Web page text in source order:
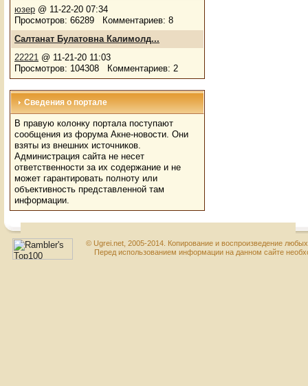
юзер @ 11-22-20 07:34
Просмотров: 66289 Комментариев: 8
Салтанат Булатовна Калимолд...
22221 @ 11-21-20 11:03
Просмотров: 104308 Комментариев: 2
Сведения о портале
В правую колонку портала поступают
сообщения из форума Акне-новости. Они
взяты из внешних источников.
Администрация сайта не несет
ответственности за их содержание и не
может гарантировать полноту или
объективность представленной там
информации.
© Ugrei.net, 2005-2014. Копирование и воспроизведение
Перед использованием информации на данном сайте